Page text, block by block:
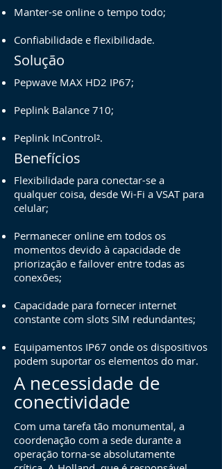
Manter-se online o tempo todo;
Confiabilidade e flexibilidade.
Solução
Pepwave MAX HD2 IP67;
Peplink Balance 710;
Peplink InControl².
Benefícios
Flexibilidade para conectar-se a
qualquer coisa, desde Wi-Fi a VSAT para
celular;
Permanecer online em todos os
momentos devido à capacidade de
priorização e failover entre todas as
conexões;
Capacidade para fornecer internet
constante com slots SIM redundantes;
Equipamentos IP67 onde os dispositivos
podem suportar os elementos do mar.
A necessidade de
conectividade
Com uma tarefa tão monumental, a
coordenação com a sede durante a
operação torna-se absolutamente